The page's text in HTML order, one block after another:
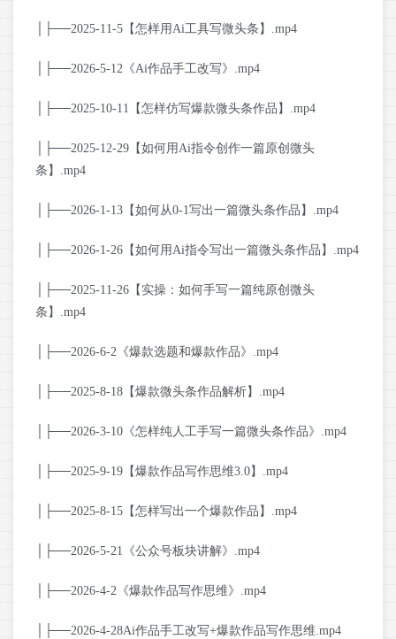
│├──2025-11-5【怎样用Ai工具写微头条】.mp4
│├──2026-5-12《Ai作品手工改写》.mp4
│├──2025-10-11【怎样仿写爆款微头条作品】.mp4
│├──2025-12-29【如何用Ai指令创作一篇原创微头
条】.mp4
│├──2026-1-13【如何从0-1写出一篇微头条作品】.mp4
│├──2026-1-26【如何用Ai指令写出一篇微头条作品】.mp4
│├──2025-11-26【实操：如何手写一篇纯原创微头
条】.mp4
│├──2026-6-2《爆款选题和爆款作品》.mp4
│├──2025-8-18【爆款微头条作品解析】.mp4
│├──2026-3-10《怎样纯人工手写一篇微头条作品》.mp4
│├──2025-9-19【爆款作品写作思维3.0】.mp4
│├──2025-8-15【怎样写出一个爆款作品】.mp4
│├──2026-5-21《公众号板块讲解》.mp4
│├──2026-4-2《爆款作品写作思维》.mp4
│├──2026-4-28Ai作品手工改写+爆款作品写作思维.mp4